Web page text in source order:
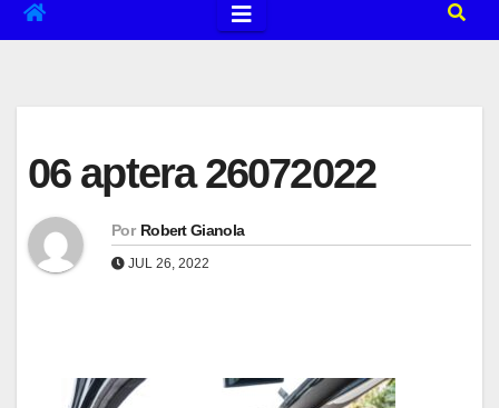
06 aptera 26072022
Por Robert Gianola
JUL 26, 2022